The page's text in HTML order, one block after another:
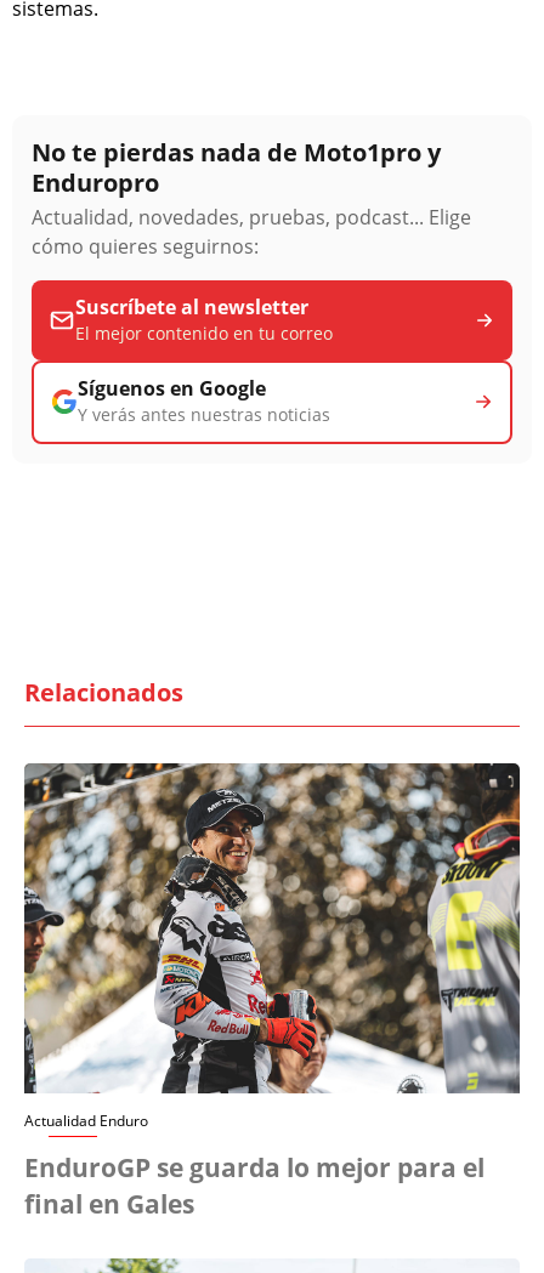
sistemas.
No te pierdas nada de Moto1pro y
Enduropro
Actualidad, novedades, pruebas, podcast... Elige
cómo quieres seguirnos:
Suscríbete al newsletter
El mejor contenido en tu correo
Síguenos en Google
Y verás antes nuestras noticias
Relacionados
Actualidad Enduro
EnduroGP se guarda lo mejor para el
final en Gales